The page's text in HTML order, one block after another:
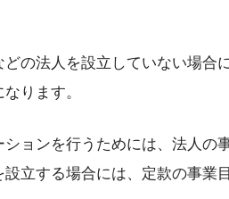
の法人を設立していない場合
ります。
ョンを行うためには、法人の
立する場合には、定款の事業